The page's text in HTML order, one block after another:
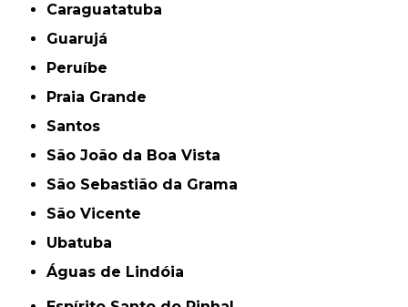
Caraguatatuba
Guarujá
Peruíbe
Praia Grande
Santos
São João da Boa Vista
São Sebastião da Grama
São Vicente
Ubatuba
Águas de Lindóia